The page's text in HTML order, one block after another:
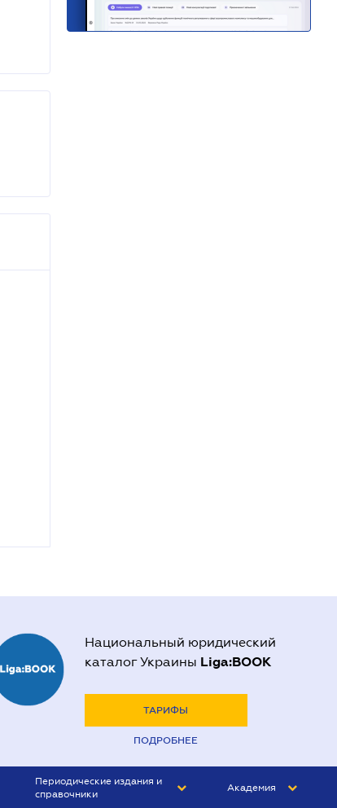
Национальный юридический
каталог Украины Liga:BOOK
ТАРИФЫ
ПОДРОБНЕЕ
Периодические издания и
справочники
Академия